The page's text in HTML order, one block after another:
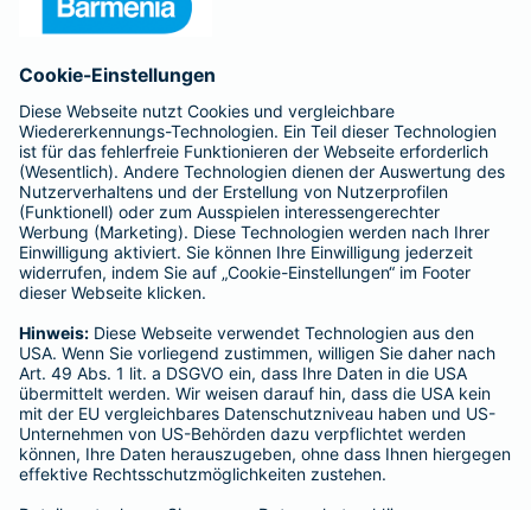
Affiliate-Partner werden
Barmenia ist Teil der BarmeniaGothaer
BELIEBTE SEITEN
Kranken-Zusatzversicherung
Tierversicherungen
Haftpflichtversicherung
Hausratversicherung
SERVICE
Adresse ändern
Schaden melden
Kilometerstandsmeldung
Serviceübersicht